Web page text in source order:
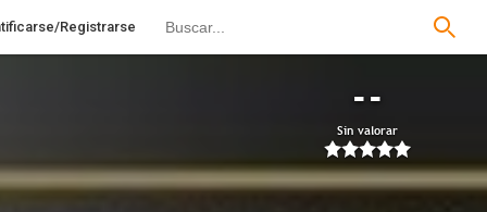
Registrarse
--
Sin valorar